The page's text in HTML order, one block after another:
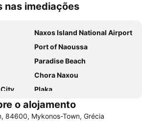
nas imediações
Naxos Island National Airport
Port of Naoussa
Paradise Beach
Chora Naxou
Plaka
Mykonos Island National Airport
Paranga Beach
o alojamento
84600, Mykonos-Town, Grécia